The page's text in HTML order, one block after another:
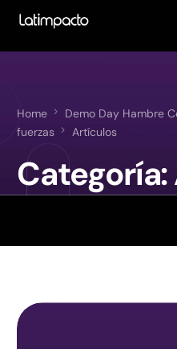
Home
Demo Day Hambre
fuerzas
Artículos
Categoría: